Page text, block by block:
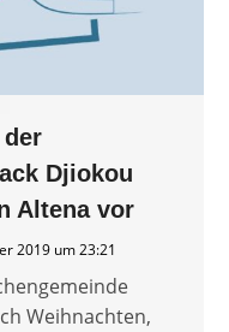
Djiokou
Altena vor
2019 um 23:21
Weihnachten,